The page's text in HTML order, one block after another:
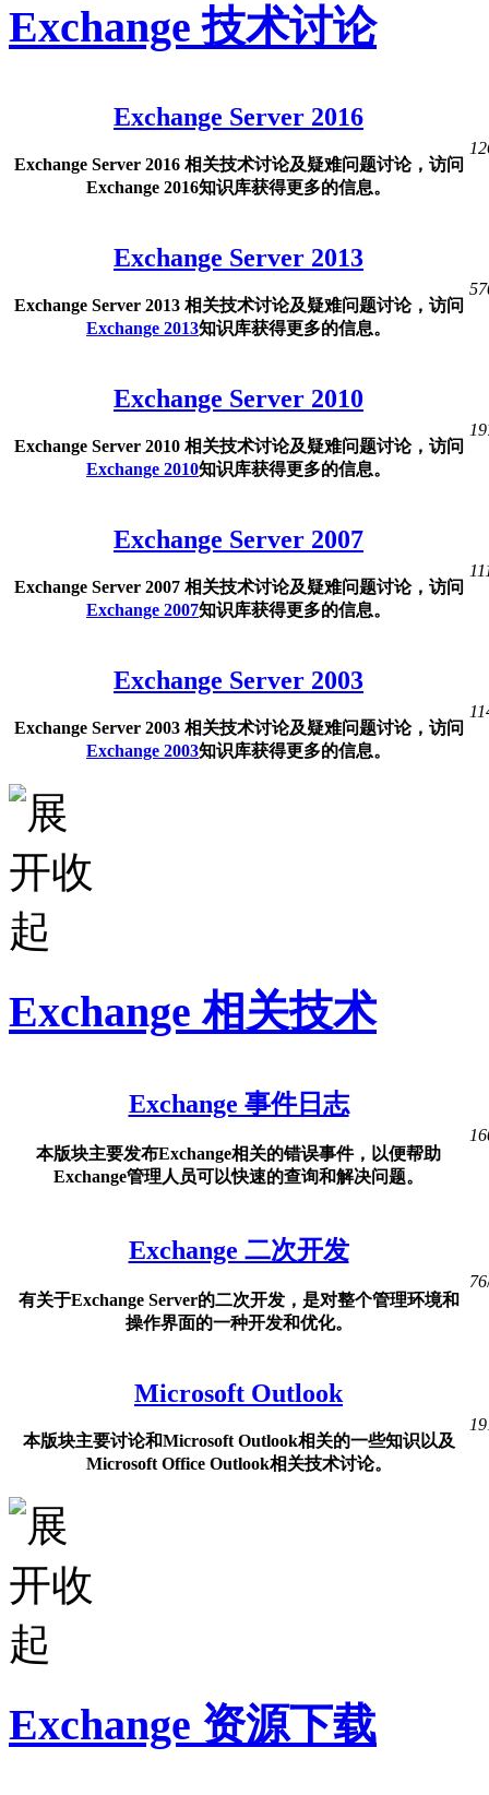
Exchange 技术讨论
Exchange Server 2016
Exchange Server 2016 相关技术讨论及疑难问题讨论，访问
Exchange 2016知识库获得更多的信息。
Exchange Server 2013
Exchange Server 2013 相关技术讨论及疑难问题讨论，访问
Exchange 2013知识库获得更多的信息。
Exchange Server 2010
Exchange Server 2010 相关技术讨论及疑难问题讨论，访问
Exchange 2010知识库获得更多的信息。
Exchange Server 2007
Exchange Server 2007 相关技术讨论及疑难问题讨论，访问
Exchange 2007知识库获得更多的信息。
Exchange Server 2003
Exchange Server 2003 相关技术讨论及疑难问题讨论，访问
Exchange 2003知识库获得更多的信息。
Exchange 相关技术
Exchange 事件日志
本版块主要发布Exchange相关的错误事件，以便帮助
Exchange管理人员可以快速的查询和解决问题。
Exchange 二次开发
有关于Exchange Server的二次开发，是对整个管理环境和
操作界面的一种开发和优化。
76
Microsoft Outlook
本版块主要讨论和Microsoft Outlook相关的一些知识以及
Microsoft Office Outlook相关技术讨论。
Exchange 资源下载